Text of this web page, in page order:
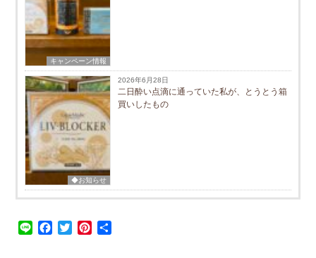
キャンペーン情報
◆お知らせ
2026年6月28日
二日酔い点滴に通っていた私が、とうとう箱
買いしたもの
Line Facebook
TwitterPinterest